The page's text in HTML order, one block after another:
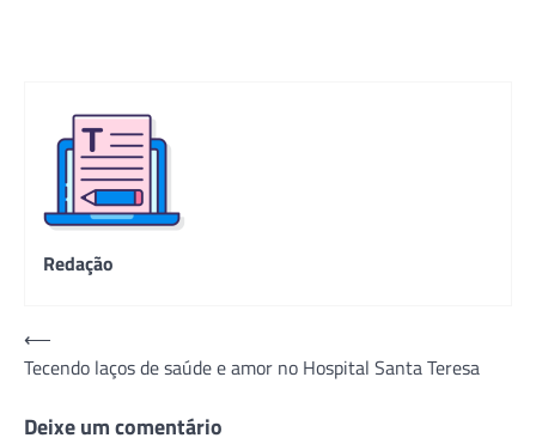
Redação
Navegação
de
Post
⟵
Tecendo laços de saúde e amor no Hospital Santa Teresa
Deixe um comentário